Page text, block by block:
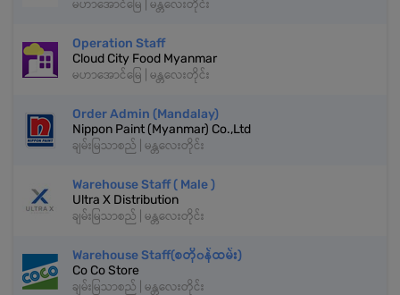
မဟာအောင်မြေ | မန္တလေးတိုင်း
Operation Staff
Cloud City Food Myanmar
မဟာအောင်မြေ | မန္တလေးတိုင်း
Order Admin (Mandalay)
Nippon Paint (Myanmar) Co.,Ltd
ချမ်းမြသာစည် | မန္တလေးတိုင်း
Warehouse Staff ( Male )
Ultra X Distribution
ချမ်းမြသာစည် | မန္တလေးတိုင်း
Warehouse Staff(စတို၀န်ထမ်း)
Co Co Store
ချမ်းမြသာစည် | မန္တလေးတိုင်း